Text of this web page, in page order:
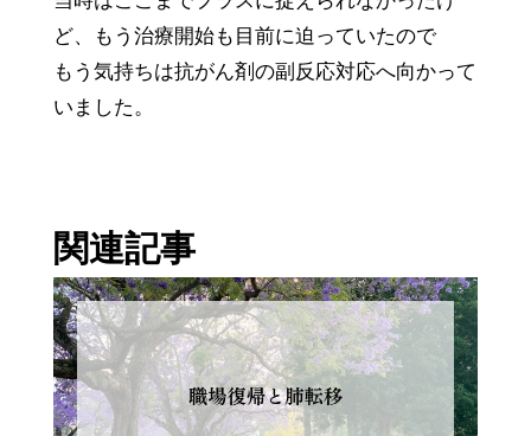
ど、もう治療開始も目前に迫っていたので
もう気持ちは抗がん剤の副反応対応へ向かって
いました。
関連記事